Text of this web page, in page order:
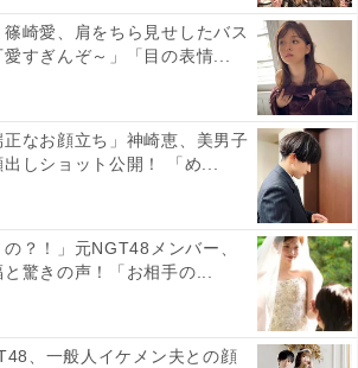
篠崎愛、肩をちら見せしたバス
愛すぎんぞ～」「目の表情...
正なお顔立ち」神崎恵、美男子
しショット公開！ 「め...
の？！」元NGT48メンバー、
驚きの声！「お相手の...
、一般人イケメン夫との顔